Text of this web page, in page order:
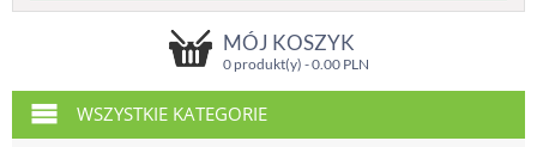
MÓJ KOSZYK
0 produkt(y) -0.00PLN
WSZYSTKIE KATEGORIE